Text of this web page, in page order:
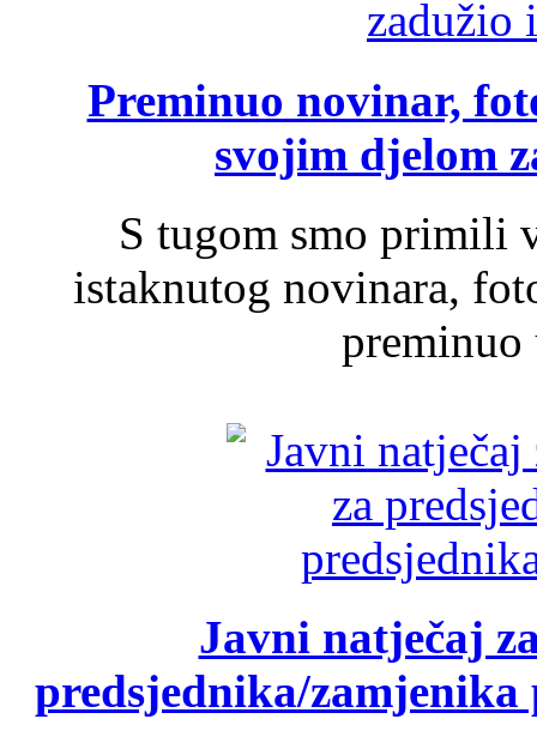
Preminuo novinar,
svojim djelom
S tugom smo primili
istaknutog novinara,
Javni natječaj
predsjednika/